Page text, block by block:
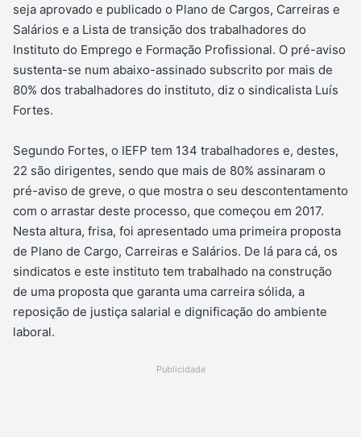
seja aprovado e publicado o Plano de Cargos, Carreiras e
Salários e a Lista de transição dos trabalhadores do
Instituto do Emprego e Formação Profissional. O pré-aviso
sustenta-se num abaixo-assinado subscrito por mais de
80% dos trabalhadores do instituto, diz o sindicalista Luís
Fortes.
Segundo Fortes, o IEFP tem 134 trabalhadores e, destes,
22 são dirigentes, sendo que mais de 80% assinaram o
pré-aviso de greve, o que mostra o seu descontentamento
com o arrastar deste processo, que começou em 2017.
Nesta altura, frisa, foi apresentado uma primeira proposta
de Plano de Cargo, Carreiras e Salários. De lá para cá, os
sindicatos e este instituto tem trabalhado na construção
de uma proposta que garanta uma carreira sólida, a
reposição de justiça salarial e dignificação do ambiente
laboral.
Publicidade